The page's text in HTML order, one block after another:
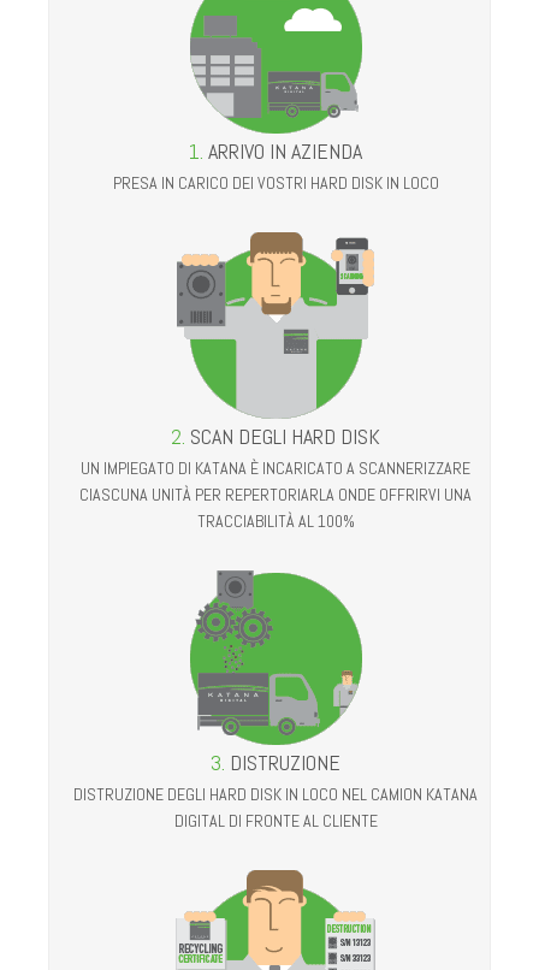
1. ARRIVO IN AZIENDA
PRESA IN CARICO DEI VOSTRI HARD DISK IN LOCO
2. SCAN DEGLI HARD DISK
UN IMPIEGATO DI KATANA È INCARICATO A SCANNERIZZARE
CIASCUNA UNITÀ PER REPERTORIARLA ONDE OFFRIRVI UNA
TRACCIABILITÀ AL 100%
3. DISTRUZIONE
DISTRUZIONE DEGLI HARD DISK IN LOCO NEL CAMION KATANA
DIGITAL DI FRONTE AL CLIENTE